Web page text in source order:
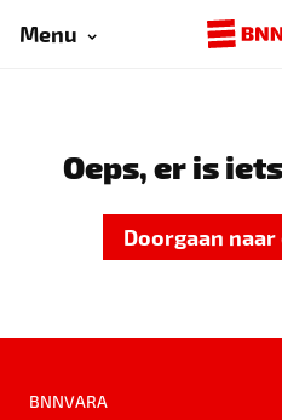
Menu
Oeps, er is
Doorgaan
BNNVARA